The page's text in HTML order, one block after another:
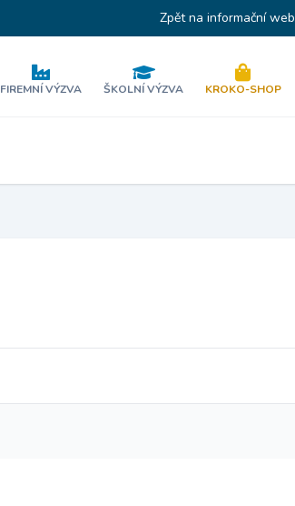
Zpět na informační web
FIREMNÍ VÝZVA ŠKOLNÍ VÝZVA KROKO-SHOP